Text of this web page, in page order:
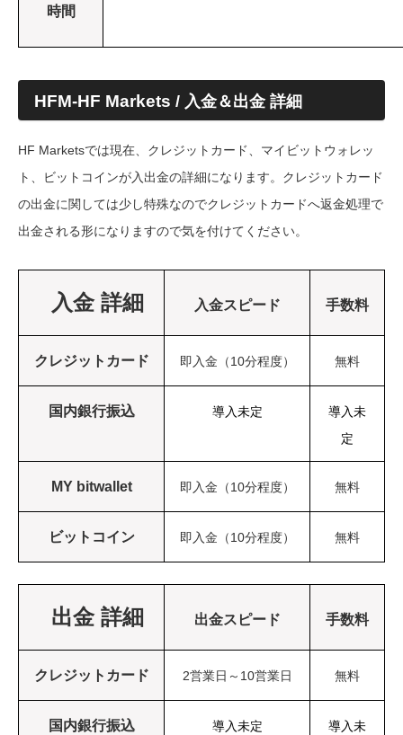
時間
HFM-HF Markets / 入金＆出金 詳細
HF Marketsでは現在、クレジットカード、マイビットウォレッ
ト、ビットコインが入出金の詳細になります。クレジットカード
の出金に関しては少し特殊なのでクレジットカードへ返金処理で
出金される形になりますので気を付けてください。
入金 詳細 入金スピード 手数料
クレジットカード 即入金（10分程度） 無料
国内銀行振込 導入未定
導入未
定
MY bitwallet 即入金（10分程度） 無料
ビットコイン 即入金（10分程度） 無料
出金 詳細 出金スピード 手数料
クレジットカード 2営業日～10営業日 無料
国内銀行振込 導入未定
導入未